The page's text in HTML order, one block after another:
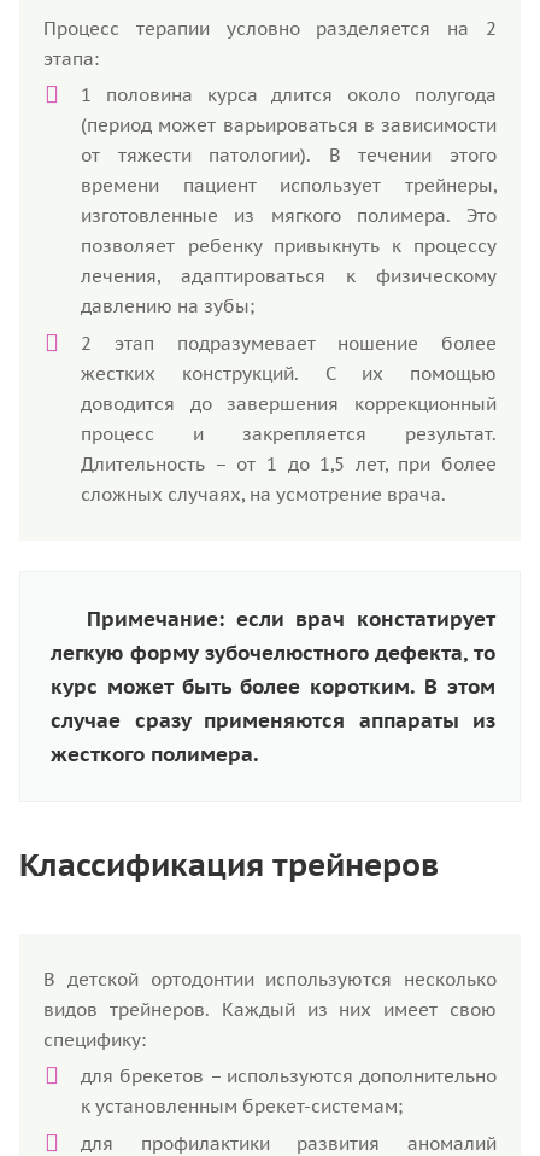
Процесс терапии условно разделяется на 2
этапа:
1 половина курса длится около полугода
(период может варьироваться в зависимости
от тяжести патологии). В течении этого
времени пациент использует трейнеры,
изготовленные из мягкого полимера. Это
позволяет ребенку привыкнуть к процессу
лечения, адаптироваться к физическому
давлению на зубы;
2 этап подразумевает ношение более
жестких конструкций. С их помощью
доводится до завершения коррекционный
процесс и закрепляется результат.
Длительность – от 1 до 1,5 лет, при более
сложных случаях, на усмотрение врача.
Примечание: если врач констатирует
легкую форму зубочелюстного дефекта, то
курс может быть более коротким. В этом
случае сразу применяются аппараты из
жесткого полимера.
Классификация трейнеров
В детской ортодонтии используются несколько
видов трейнеров. Каждый из них имеет свою
специфику:
для брекетов – используются дополнительно
к установленным брекет-системам;
для профилактики развития аномалий